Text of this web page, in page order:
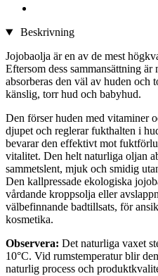
Beskrivning
Jojobaolja är en av de mest
Eftersom dess sammansättning
absorberas den väl av huden
känslig, torr hud och babyhud.
Den förser huden med vitaminer
djupet och reglerar fukthalten i
bevarar den effektivt mot
vitalitet. Den helt naturliga oljan
sammetslent, mjuk och smidig
Den kallpressade ekologiska
vårdande kroppsolja eller
välbefinnande badtillsats, för
kosmetika.
Observera: Det naturliga vaxet
10°C. Vid rumstemperatur blir
naturlig process och